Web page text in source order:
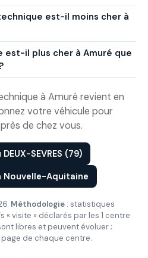
est-il moins cher à
il plus cher à Amuré que
à Amuré revient en
votre véhicule pour
de chez vous.
SEVRES (79)
Aquitaine
Méthodologie : statistiques
visite » déclarés par les 1 centre
libres et peuvent évoluer ;
de chaque centre.